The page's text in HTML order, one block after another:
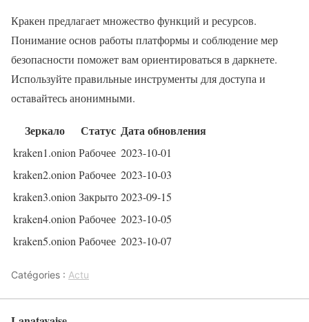
Кракен предлагает множество функций и ресурсов.
Понимание основ работы платформы и соблюдение мер
безопасности поможет вам ориентироваться в даркнете.
Используйте правильные инструменты для доступа и
оставайтесь анонимными.
Зеркало Статус Дата обновления
kraken1.onion Рабочее 2023-10-01
kraken2.onion Рабочее 2023-10-03
kraken3.onion Закрыто2023-09-15
kraken4.onion Рабочее 2023-10-05
kraken5.onion Рабочее 2023-10-07
Catégories : Actu